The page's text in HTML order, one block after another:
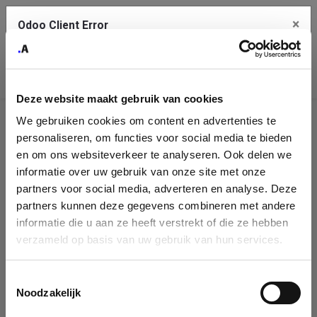
Deze website maakt gebruik van cookies
We gebruiken cookies om content en advertenties te
personaliseren, om functies voor social media te bieden
en om ons websiteverkeer te analyseren. Ook delen we
informatie over uw gebruik van onze site met onze
partners voor social media, adverteren en analyse. Deze
partners kunnen deze gegevens combineren met andere
informatie die u aan ze heeft verstrekt of die ze hebben
verzameld op basis van uw gebruik van hun services.
Noodzakelijk
Company
Identification
Please fill in your company details
You can search a company in our database by name, VAT or
enterprise ID. When a company is selected it will auto-complete the
form. If you don't find your company in our database, you can create
Odoo Client Error ×
service.
See details
Ok